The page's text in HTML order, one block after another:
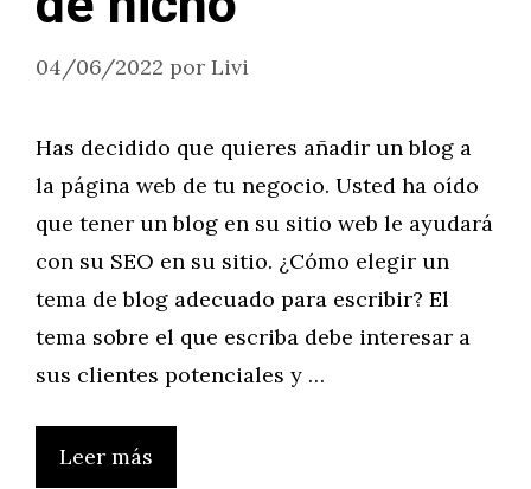
04/06/2022 por Livi
Has decidido que quieres añadir un blog a
la página web de tu negocio. Usted ha oído
que tener un blog en su sitio web le ayudará
con su SEO en su sitio. ¿Cómo elegir un
tema de blog adecuado para escribir? El
tema sobre el que escriba debe interesar a
sus clientes potenciales y …
Leer más